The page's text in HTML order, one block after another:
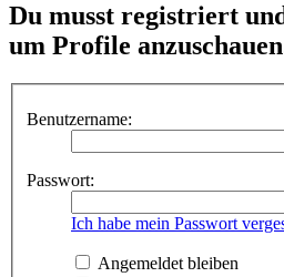
Du musst registriert
um Profile
Benutzername:
Passwort:
Ich habe mein Passwort
Angemeldet bleiben